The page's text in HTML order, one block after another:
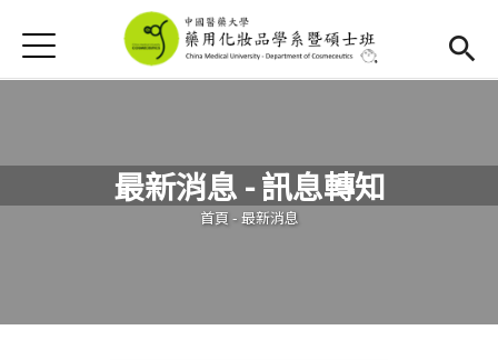
首頁
首頁
(link is external)
Jump to Navigation
Jump to Main content
最新消息 - 訊息轉知
您在這裡
首頁- 最新消息